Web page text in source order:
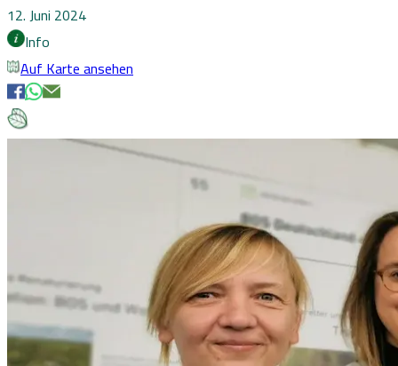
12. Juni 2024
Info
Auf Karte ansehen